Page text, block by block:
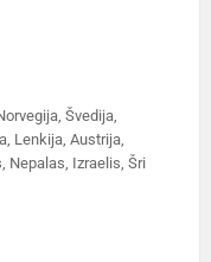
Švedija,
Lenkija, Austrija,
Nepalas, Izraelis, Šri